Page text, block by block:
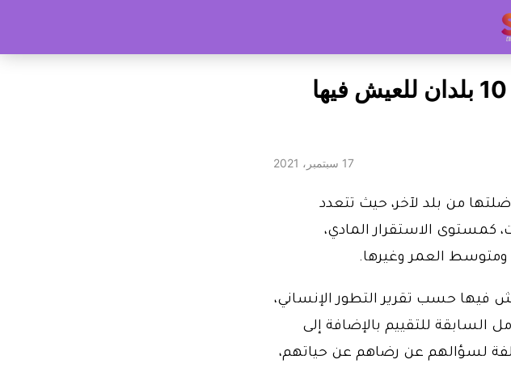
تشعر بحاجة للتغيير؟ إليك أفضل 10 بلدان للعيش فيها
17 سبتمبر، 2021
من بلد لآخر، حيث تتعدد
كمستوى الاستقرار المادي،
ومتوسط العمر وغيرها.
فيها حسب تقرير التطور الإنساني،
السابقة للتقييم بالإضافة إلى
لسؤالهم عن رضاهم عن حياتهم،